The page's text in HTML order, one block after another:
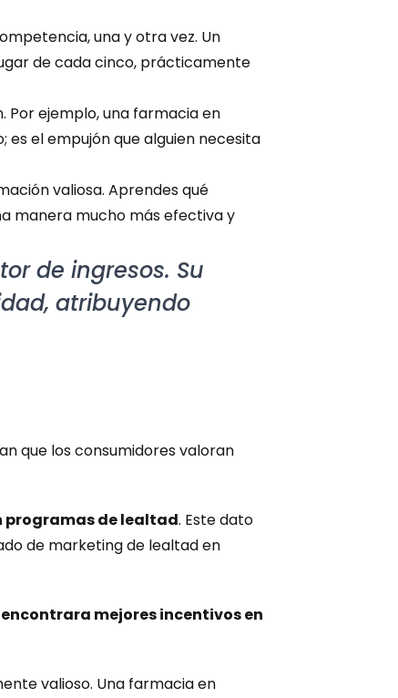
una y otra vez. Un
de cada cinco, prácticamente
ejemplo, una farmacia en
el empujón que alguien necesita
valiosa. Aprendes qué
manera mucho más efectiva y
de ingresos. Su
atribuyendo
que los consumidores valoran
programas de lealtad. Este dato
de marketing de lealtad en
mejores incentivos en
valioso. Una farmacia en